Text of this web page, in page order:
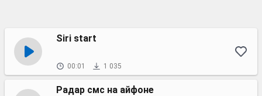
Siri start
00:01 1 035
Радар смс на айфоне